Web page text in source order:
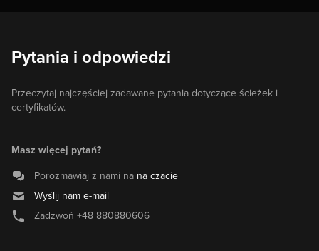
Pytania i odpowiedzi
Przeczytaj najczęściej zadawane pytania dotyczące ścieżek i
certyfikatów.
Masz więcej pytań?
Porozmawiaj z nami na na czacie
Wyślij nam e-mail
Zadzwoń +48 880880606